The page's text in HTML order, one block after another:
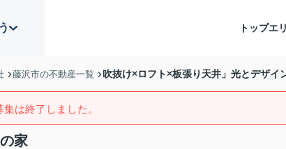
トップエ
藤沢市の不動産一覧 吹抜け×ロフト×板張り天井」光とデザイ
は終了しました。
家